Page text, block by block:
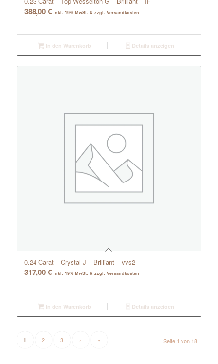
388,00€ inkl. 19% MwSt. & zzgl. Versandkosten
In den Warenkorb Details anzeigen
0.24 Carat – Crystal J – Brilliant – vvs2
317,00€ inkl. 19% MwSt. & zzgl. Versandkosten
In den Warenkorb Details anzeigen
Seite 1 von 18
1 2 3 › »